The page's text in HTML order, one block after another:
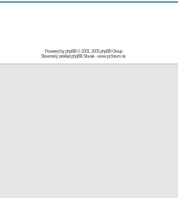
Powered byphpBB© 2001, 2005 phpBB Group
Slovenský preklad phpBB Slovak-www.pcforum.sk